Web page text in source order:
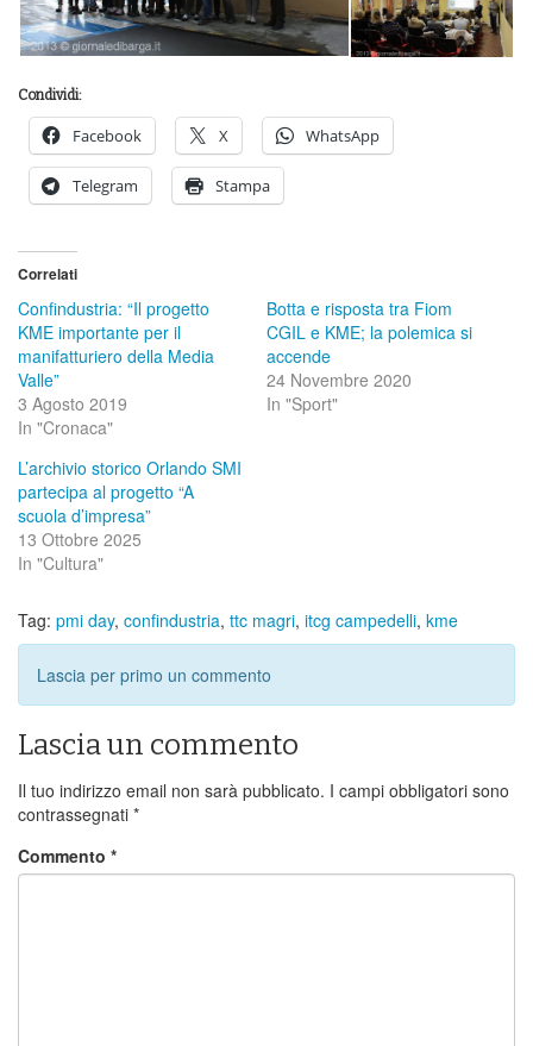
Condividi:
Facebook X WhatsApp
Telegram Stampa
Correlati
Confindustria: “Il progetto
KME importante per il
manifatturiero della Media
Valle”
3 Agosto 2019
In "Cronaca"
Botta e risposta tra Fiom
CGIL e KME; la polemica si
accende
24 Novembre 2020
In "Sport"
L’archivio storico Orlando SMI
partecipa al progetto “A
scuola d’impresa”
13 Ottobre 2025
In "Cultura"
Tag: pmi day, confindustria, ttc magri, itcg campedelli, kme
Lascia per primo un commento
Lascia un commento
Il tuo indirizzo email non sarà pubblicato. I campi obbligatori sono
contrassegnati *
Commento *